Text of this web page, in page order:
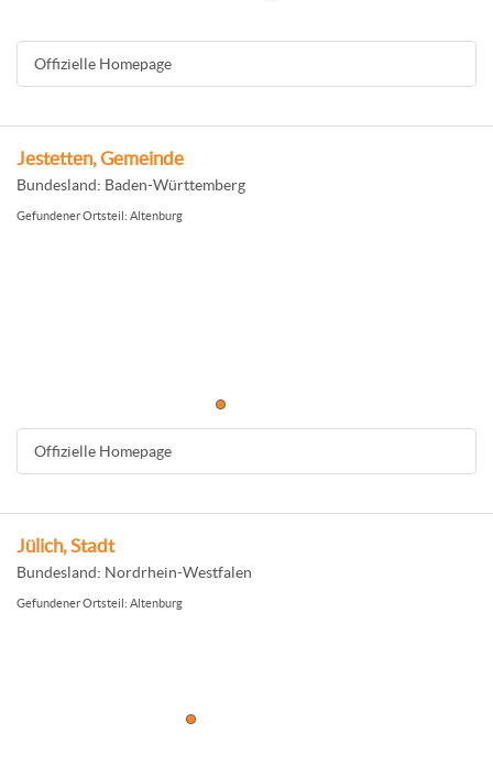
Offizielle Homepage
Jestetten, Gemeinde
Bundesland: Baden-Württemberg
Gefundener Ortsteil: Altenburg
Offizielle Homepage
Jülich, Stadt
Bundesland: Nordrhein-Westfalen
Gefundener Ortsteil: Altenburg